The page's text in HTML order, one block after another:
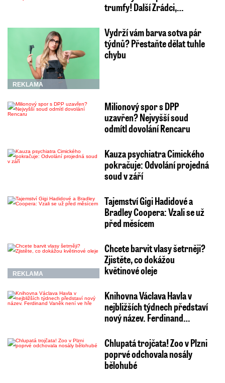
trumfy! Další Zrádci,…
REKLAMA
Vydrží vám barva sotva pár
týdnů? Přestaňte dělat tuhle
chybu
Milionový spor s DPP
uzavřen? Nejvyšší soud
odmítl dovolání Rencaru
Kauza psychiatra Cimického
pokračuje: Odvolání projedná
soud v září
Tajemství Gigi Hadidové a
Bradley Coopera: Vzali se už
před měsícem
REKLAMA
Chcete barvit vlasy šetrněji?
Zjistěte, co dokážou
květinové oleje
Knihovna Václava Havla v
nejbližších týdnech představí
nový název. Ferdinand…
Chlupatá trojčata! Zoo v Plzni
poprvé odchovala nosály
bělohubé